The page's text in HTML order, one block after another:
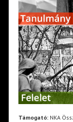
Támogató:NKA